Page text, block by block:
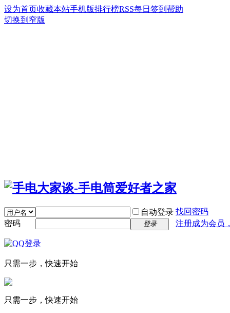
设为首页收藏本站手机版排行榜RSS每日签到 帮助
切换到窄版
自动登录 找回密码
密码
登录 注册成为会员
只需一步，快速开始
只需一步，快速开始